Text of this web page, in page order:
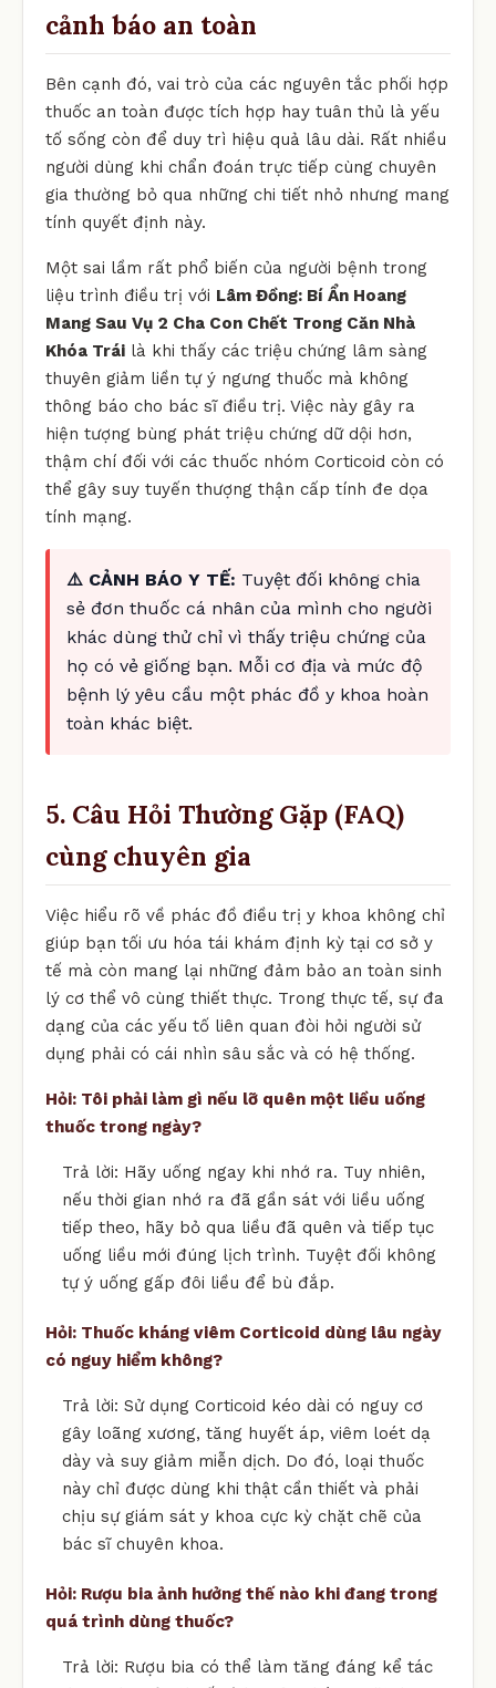
cảnh báo an toàn
Bên cạnh đó, vai trò của các nguyên tắc phối hợp
thuốc an toàn được tích hợp hay tuân thủ là yếu
tố sống còn để duy trì hiệu quả lâu dài. Rất nhiều
người dùng khi chẩn đoán trực tiếp cùng chuyên
gia thường bỏ qua những chi tiết nhỏ nhưng mang
tính quyết định này.
Một sai lầm rất phổ biến của người bệnh trong
liệu trình điều trị với Lâm Đồng: Bí Ẩn Hoang
Mang Sau Vụ 2 Cha Con Chết Trong Căn Nhà
Khóa Trái là khi thấy các triệu chứng lâm sàng
thuyên giảm liền tự ý ngưng thuốc mà không
thông báo cho bác sĩ điều trị. Việc này gây ra
hiện tượng bùng phát triệu chứng dữ dội hơn,
thậm chí đối với các thuốc nhóm Corticoid còn có
thể gây suy tuyến thượng thận cấp tính đe dọa
tính mạng.
⚠️ CẢNH BÁO Y TẾ: Tuyệt đối không chia
sẻ đơn thuốc cá nhân của mình cho người
khác dùng thử chỉ vì thấy triệu chứng của
họ có vẻ giống bạn. Mỗi cơ địa và mức độ
bệnh lý yêu cầu một phác đồ y khoa hoàn
toàn khác biệt.
5. Câu Hỏi Thường Gặp (FAQ)
cùng chuyên gia
Việc hiểu rõ về phác đồ điều trị y khoa không chỉ
giúp bạn tối ưu hóa tái khám định kỳ tại cơ sở y
tế mà còn mang lại những đảm bảo an toàn sinh
lý cơ thể vô cùng thiết thực. Trong thực tế, sự đa
dạng của các yếu tố liên quan đòi hỏi người sử
dụng phải có cái nhìn sâu sắc và có hệ thống.
Hỏi: Tôi phải làm gì nếu lỡ quên một liều uống
thuốc trong ngày?
Trả lời: Hãy uống ngay khi nhớ ra. Tuy nhiên,
nếu thời gian nhớ ra đã gần sát với liều uống
tiếp theo, hãy bỏ qua liều đã quên và tiếp tục
uống liều mới đúng lịch trình. Tuyệt đối không
tự ý uống gấp đôi liều để bù đắp.
Hỏi: Thuốc kháng viêm Corticoid dùng lâu ngày
có nguy hiểm không?
Trả lời: Sử dụng Corticoid kéo dài có nguy cơ
gây loãng xương, tăng huyết áp, viêm loét dạ
dày và suy giảm miễn dịch. Do đó, loại thuốc
này chỉ được dùng khi thật cần thiết và phải
chịu sự giám sát y khoa cực kỳ chặt chẽ của
bác sĩ chuyên khoa.
Hỏi: Rượu bia ảnh hưởng thế nào khi đang trong
quá trình dùng thuốc?
Trả lời: Rượu bia có thể làm tăng đáng kể tác